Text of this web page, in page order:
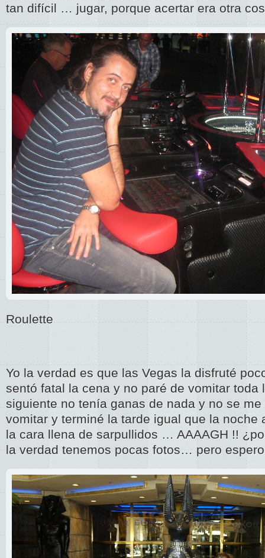
tan difícil … jugar, porque acertar era otra
Roulette
Yo la verdad es que las Vegas la disfruté
sentó fatal la cena y no paré de vomitar toda
siguiente no tenía ganas de nada y no se
vomitar y terminé la tarde igual que la noche
la cara llena de sarpullidos … AAAAGH !!
la verdad tenemos pocas fotos… pero